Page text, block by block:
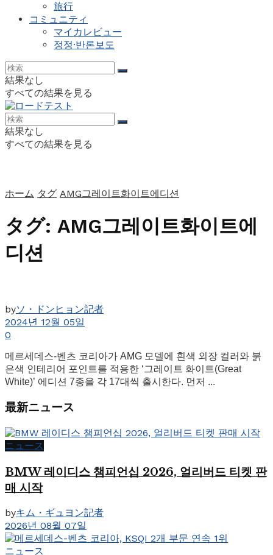
旅行
コミュニティ
マイカレビュー
정정·반론보도
結果なし
すべての結果を見る
結果なし
すべての結果を見る
ホーム タグ AMG그레이트화이트에디션
タグ: AMG그레이트화이트에
디션
byソ・ドンヒョン記者
2024년 12월 05일
0
메르세데스-벤츠 코리아가 AMG 모델에 흰색 외장 컬러와 붉
은색 인테리어 포인트를 적용한 ‘그레이트 화이트(Great
White)’ 에디션 7종을 각 17대씩 출시한다. 먼저 ...
最新ニュース
ニュース
BMW 레이디스 챔피언십 2026, 얼리버드 티켓 판
매 시작
byキム・ギュヨン記者
2026년 08월 07일
ニュース